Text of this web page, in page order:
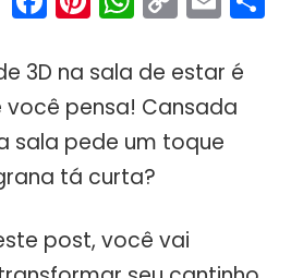
Link
3D na sala de estar é
pensa! Cansada
sala pede um toque
tá curta?
post, você vai